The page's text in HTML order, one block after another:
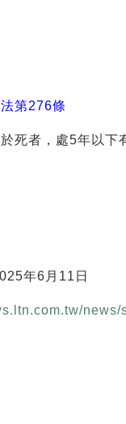
第276條
死者，處5年以下
年6月11日